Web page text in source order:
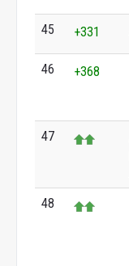
45 +331
46 +368
47
48